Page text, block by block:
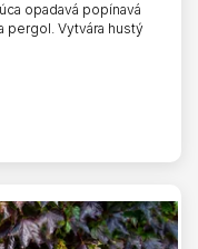
opadavá popínavá
pergol. Vytvára hustý